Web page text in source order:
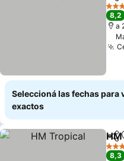
4
8,2
a
Seleccioná las fechas para
exactos
4
8,3